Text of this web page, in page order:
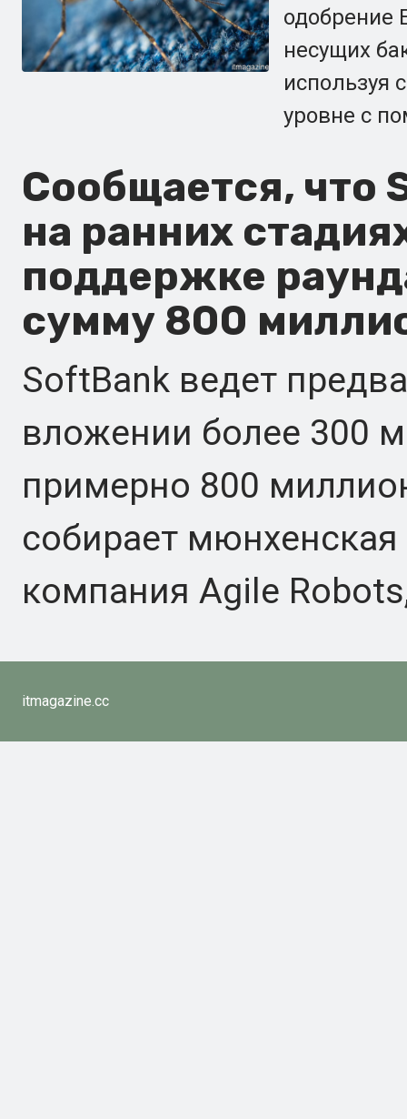
одобрение
несущих
используя
уровне с
Сообщается, что
на ранних
поддержке
сумму 800
SoftBank ведет
вложении более 300
примерно 800
собирает мюнхенская
компания Agile
itmagazine.cc